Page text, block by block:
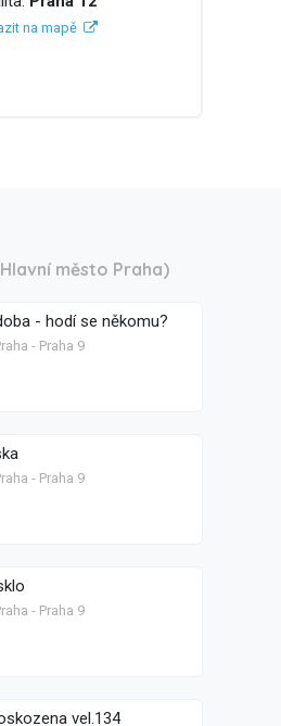
na mapě
město Praha)
- hodí se někomu?
- Praha 9
- Praha 9
- Praha 9
vel.134